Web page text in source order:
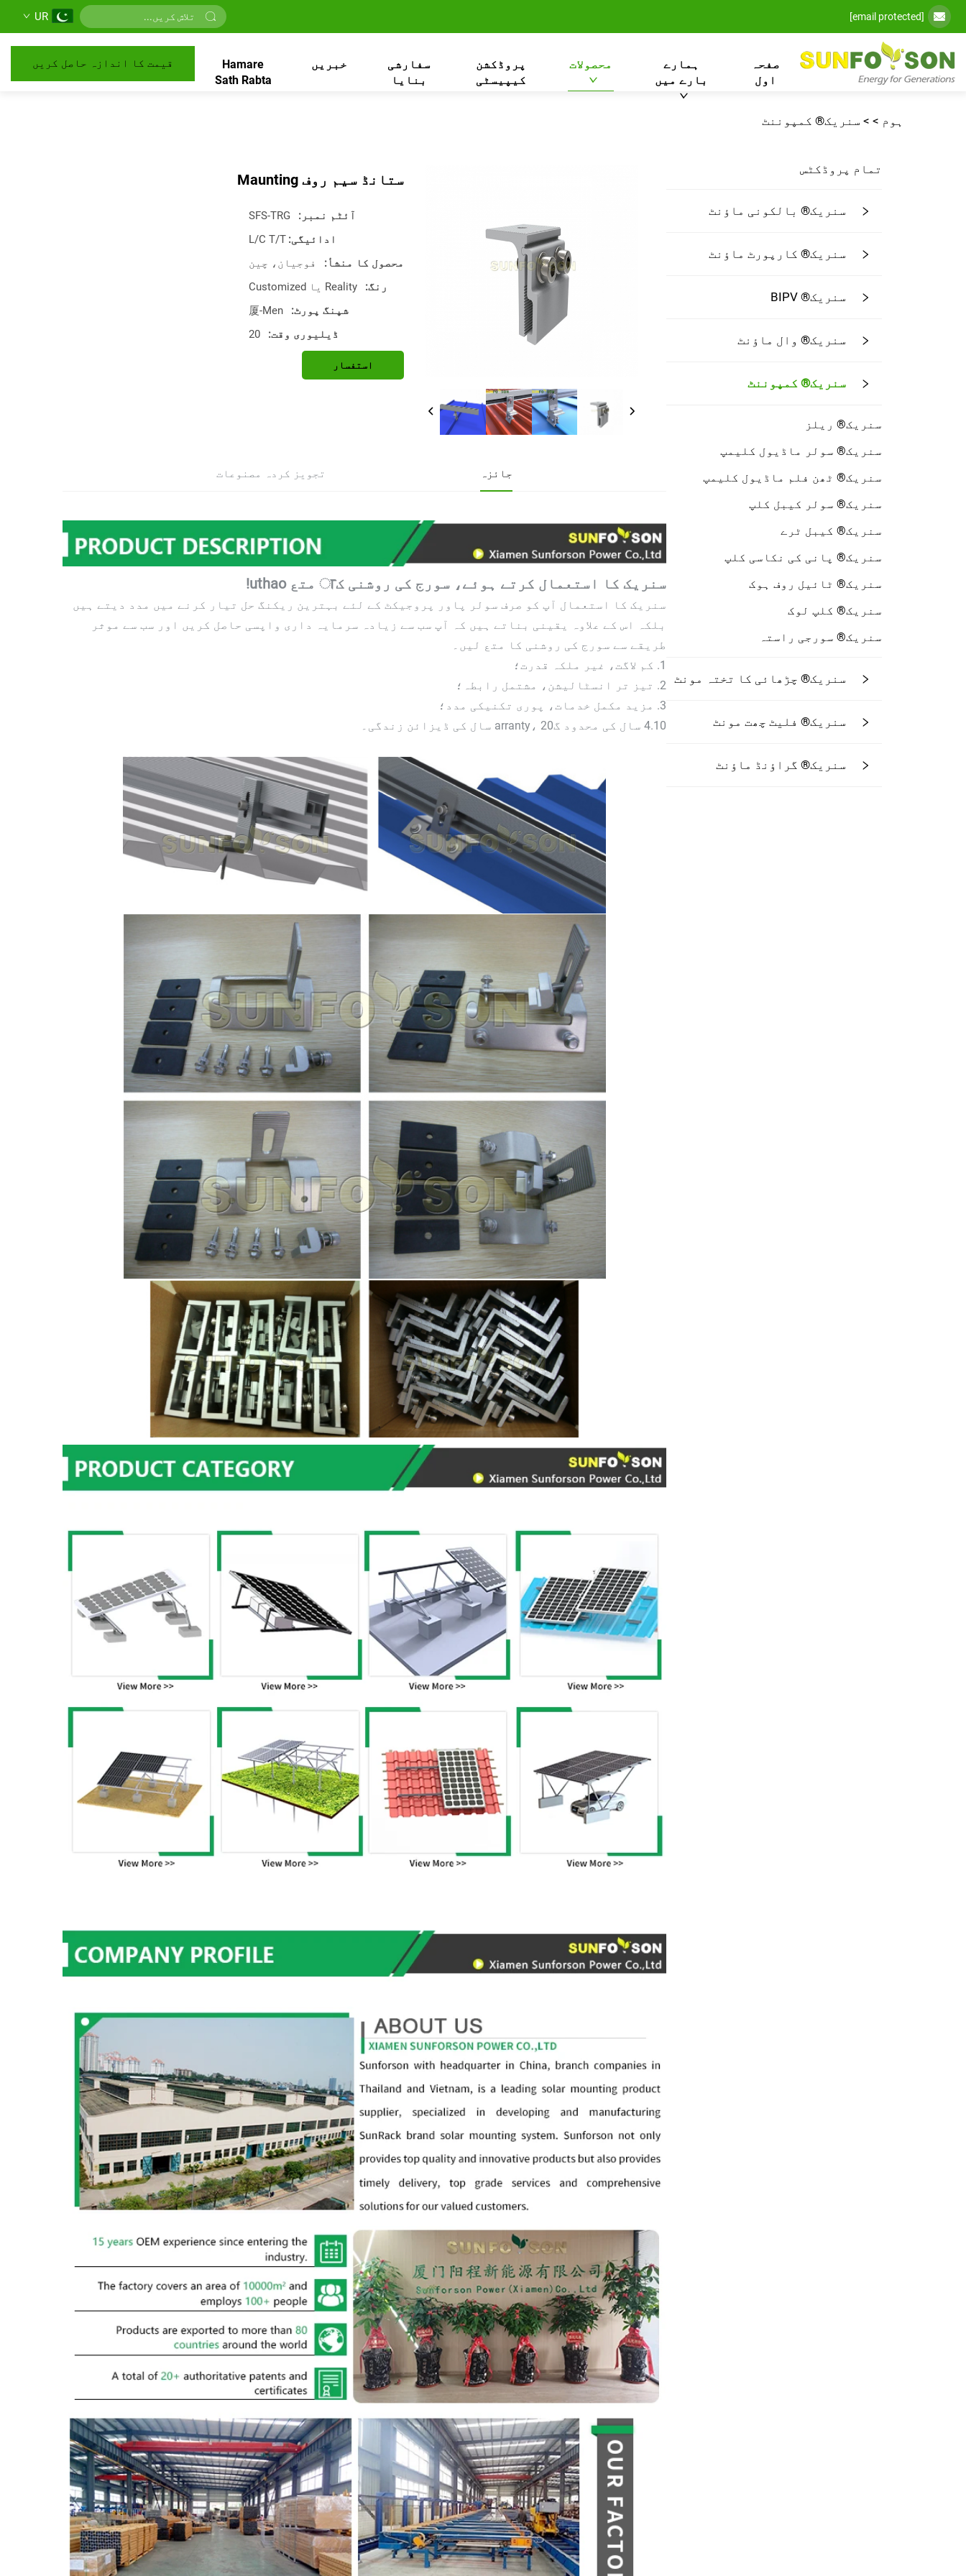
[email protected]
UR
صفحہ
اول
ہمارے
بارے میں
محصولات
پروڈکشن
کیپیسٹی
سفارشی
بنایا
خبریں
Hamare
Sath Rabta
قیمت کا اندازہ حاصل کریں
ہوم > > سنریک® کمپوننٹ
تمام پروڈکٹس
سنریک® بالکونی ماؤنٹ
سنریک® کارپورٹ ماؤنٹ
سنریک® BIPV
سنریک® وال ماؤنٹ
سنریک® کمپوننٹ
سنریک® ریلز
سنریک® سولر ماڈیول کلیمپ
سنریک® ٹھن فلم ماڈیول کلیمپ
سنریک® سولر کیبل کلپ
سنریک® کیبل ٹرے
سنریک® پانی کی نکاسی کلپ
سنریک® ٹائیل روف ہوک
سنریک® کلپ لوک
سنریک® سورجی راستہ
سنریک® چڑھائی کا تختہ مونٹ
سنریک® فلیٹ چھت مونٹ
سنریک® گراؤنڈ ماؤنٹ
ستانڈ سیم روف Маunting
آئٹم نمبر:
SFS-TRG
ادائیگی: L/C T/T
محصول کا منشأ:
فوجیان، چین
رنگ:
Reality یا Customized
شپنگ پورٹ:
厦-Men
ڈیلیوری وقت:
20
استفسار
جائزہ تجویز کردہ مصنوعات
سنریک کا استعمال کرتے ہوئے، سورج کی روشنی کा متع uthao!
سنریک کا استعمال آپ کو صرف سولر پاور پروجیکٹ کے لئے بہترین ریکنگ حل تیار کرنے میں مدد دیتے ہیں
بلکہ اس کے علاوہ یقینی بناتے ہیں کہ آپ سب سے زیادہ سرمایہ داری واپسی حاصل کریں اور سب سے موثر
طریقے سے سورج کی روشنی کا متع لیں۔
1. کم لاگت، غیر ملکہ قدرت؛
2. تیز تر انسٹالیشن، مشتمل رابطہ؛
3. مزید مکمل خدمات، پوری تکنیکی مدد؛
4.10 سال کی محدود گarranty، 20 سال کی ڈیزائن زندگی۔